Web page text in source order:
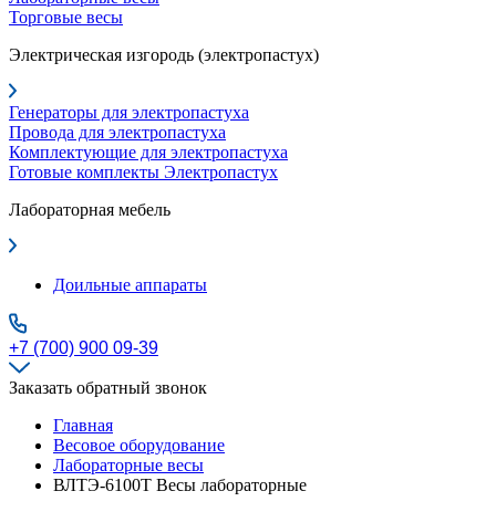
Торговые весы
Электрическая изгородь (электропастух)
Генераторы для электропастуха
Провода для электропастуха
Комплектующие для электропастуха
Готовые комплекты Электропастух
Лабораторная мебель
Доильные аппараты
+7 (700) 900 09-39
Заказать обратный звонок
Главная
Весовое оборудование
Лабораторные весы
ВЛТЭ-6100Т Весы лабораторные